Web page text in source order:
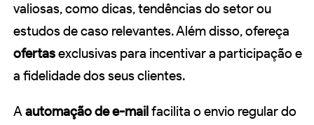
valiosas, como dicas, tendências do setor ou
estudos de caso relevantes. Além disso, ofereça
ofertasexclusivas para incentivar a participação e
a fidelidade dos seus clientes.
Aautomação de e-mailfacilita o envio regular do